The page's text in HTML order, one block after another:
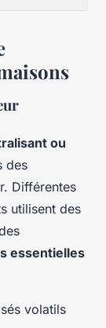
ou
des
Différentes
utilisent des
essentielles
volatils